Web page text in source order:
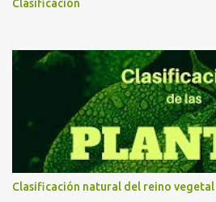
Clasificación
Clasificación natural del reino vegetal